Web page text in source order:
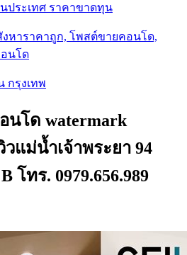
ประเทศ ราคาขาดทุน
งหาราคาถูก, โพสต์ขายคอนโด,
นโด
กรุงเทพ
นโด watermark
วแม่น้ำเจ้าพระยา 94
โทร. 0979.656.989